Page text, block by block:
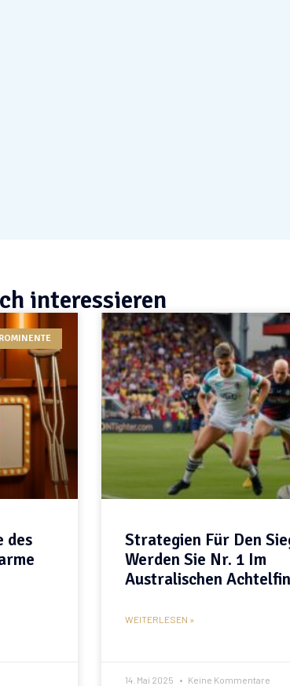
interessieren
des
Strategien Für Den
Werden Sie Nr. 1 Im
Australischen
WEITERLESEN »
14. Mai 2025 Keine Kommentare